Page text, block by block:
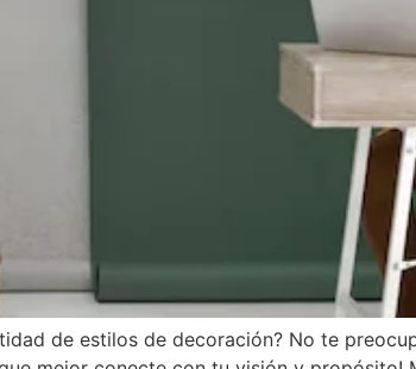
de estilos de decoración? No te